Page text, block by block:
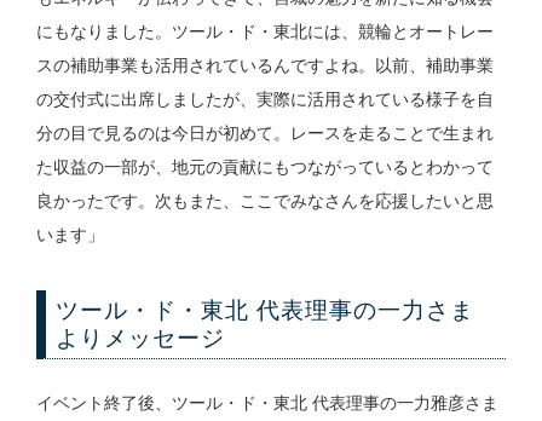
にもなりました。ツール・ド・東北には、競輪とオートレー
スの補助事業も活用されているんですよね。以前、補助事業
の交付式に出席しましたが、実際に活用されている様子を自
分の目で見るのは今日が初めて。レースを走ることで生まれ
た収益の一部が、地元の貢献にもつながっているとわかって
良かったです。次もまた、ここでみなさんを応援したいと思
います」
ツール・ド・東北 代表理事の一力さま
よりメッセージ
イベント終了後、ツール・ド・東北 代表理事の一力雅彦さま